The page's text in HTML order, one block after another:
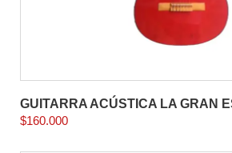
GUITARRA ACÚSTICA LA GRAN
$160.000